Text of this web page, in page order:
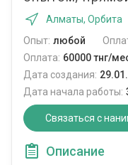
Алматы, Орбита
Опыт: любой
Оплата: 60000 тнг/
Дата создания:
Дата начала работы:
Связаться с
Описание